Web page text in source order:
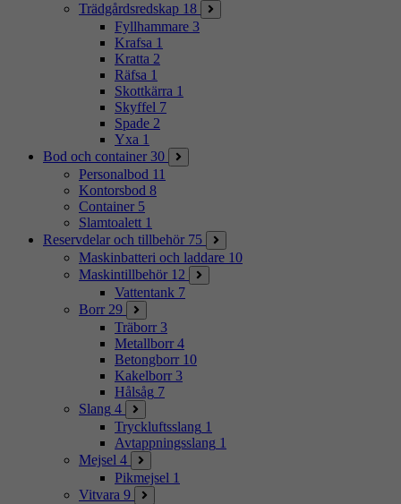
Trädgårdsredskap 18
Fyllhammare 3
Krafsa 1
Kratta 2
Räfsa 1
Skottkärra 1
Skyffel 7
Spade 2
Yxa 1
Bod och container 30
Personalbod 11
Kontorsbod 8
Container 5
Slamtoalett 1
Reservdelar och tillbehör 75
Maskinbatteri och laddare 10
Maskintillbehör 12
Vattentank 7
Borr 29
Träborr 3
Metallborr 4
Betongborr 10
Kakelborr 3
Hålsåg 7
Slang 4
Tryckluftsslang 1
Avtappningsslang 1
Mejsel 4
Pikmejsel 1
Vitvara 9